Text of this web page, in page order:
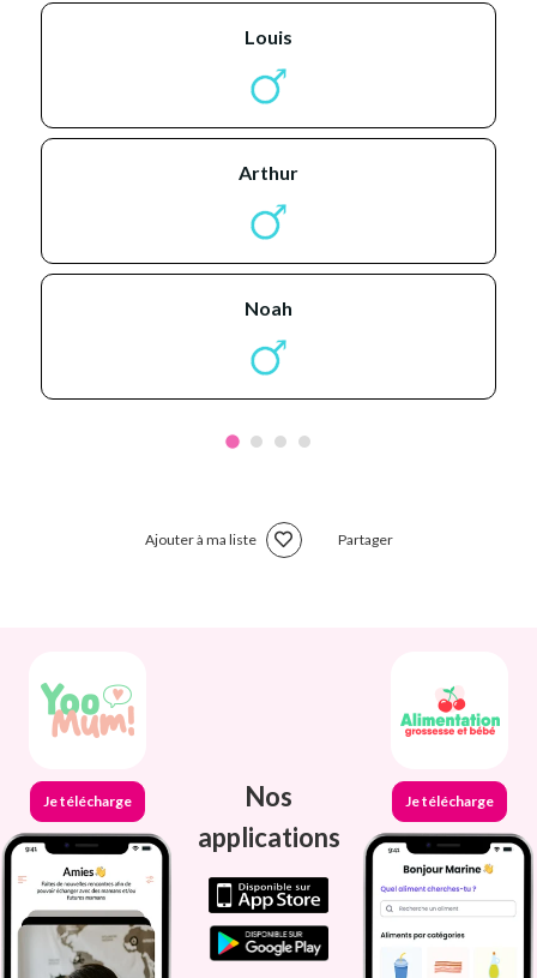
louis
arthur
noah
Ajouter à ma liste Partager
Je télécharge
Nos
applications
Je télécharge